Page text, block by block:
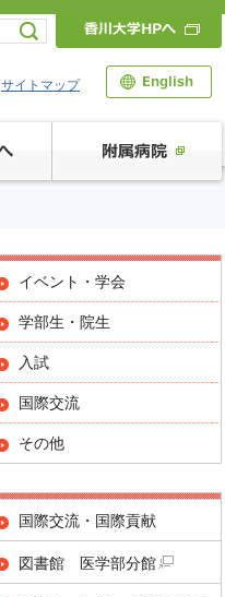
サイトマップ
イベント・学会
学部生・院生
入試
国際交流
その他
国際交流・国際貢献
図書館 医学部分館